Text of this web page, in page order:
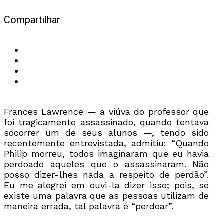
Compartilhar
Frances Lawrence — a viúva do professor que
foi tragicamente assassinado, quando tentava
socorrer um de seus alunos —, tendo sido
recentemente entrevistada, admitiu: “Quando
Philip morreu, todos imaginaram que eu havia
perdoado aqueles que o assassinaram. Não
posso dizer-lhes nada a respeito de perdão”.
Eu me alegrei em ouvi-la dizer isso; pois, se
existe uma palavra que as pessoas utilizam de
maneira errada, tal palavra é “perdoar”.